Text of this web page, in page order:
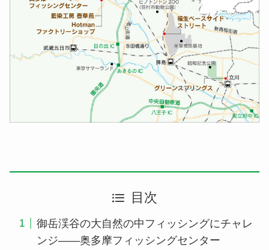
目次
御岳渓谷の大自然の中フィッシングにチャレ
ンジ――奥多摩フィッシングセンター